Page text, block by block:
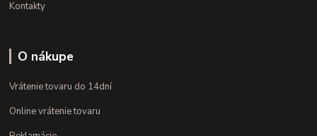
Kontakty
O nákupe
Vrátenie tovaru do 14dní
Online vrátenie tovaru